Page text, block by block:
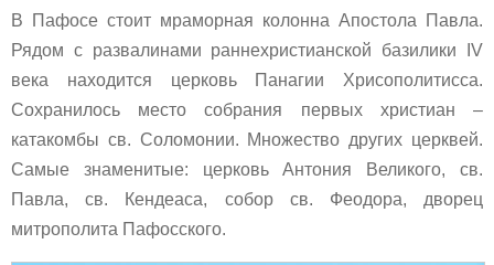
В Пафосе стоит мраморная колонна Апостола Павла.
Рядом с развалинами раннехристианской базилики IV
века находится церковь Панагии Хрисополитисса.
Сохранилось место собрания первых христиан –
катакомбы св. Соломонии. Множество других церквей.
Самые знаменитые: церковь Антония Великого, св.
Павла, св. Кендеаса, собор св. Феодора, дворец
митрополита Пафосского.